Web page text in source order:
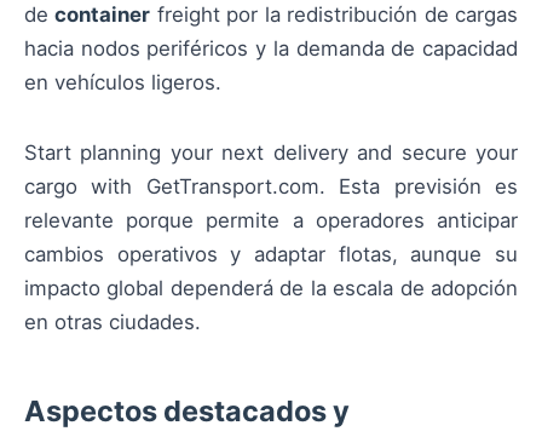
decontainer freight por la redistribución de cargas
hacia nodos periféricos y la demanda de capacidad
en vehículos ligeros.
Start planning your next delivery and secure your
cargo with GetTransport.com. Esta previsión es
relevante porque permite a operadores anticipar
cambios operativos y adaptar flotas, aunque su
impacto global dependerá de la escala de adopción
en otras ciudades.
Aspectos destacados y